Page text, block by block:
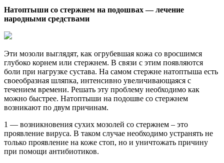
Натоптыши со стержнем на подошвах — лечение
народными средствами
Эти мозоли выглядят, как огрубевшая кожа со вросшимся
глубоко корнем или стержнем. В связи с этим появляются
боли при нагрузке сустава. На самом стержне натоптыша есть
своеобразная шляпка, интенсивно увеличивающаяся с
течением времени. Решать эту проблему необходимо как
можно быстрее. Натоптыши на подошве со стержнем
возникают по двум причинам.
1 — возникновения сухих мозолей со стержнем – это
проявление вируса. В таком случае необходимо устранять не
только проявление на коже стоп, но и уничтожать причину
при помощи антибиотиков.